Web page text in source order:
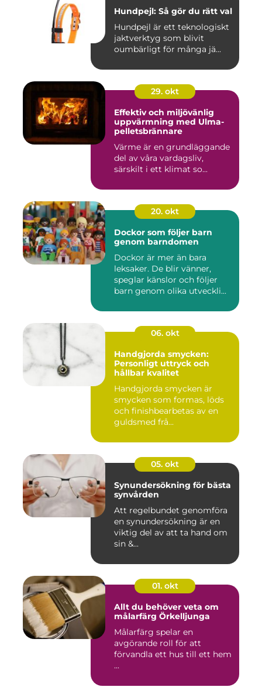
Hundpejl: Så gör du rätt val
Hundpejl är ett teknologiskt
jaktverktyg som blivit
oumbärligt för många jä...
29. okt
Effektiv och miljövänlig
uppvärmning med Ulma-
pelletsbrännare
Värme är en grundläggande
del av våra vardagsliv,
särskilt i ett klimat so...
20. okt
Dockor som följer barn
genom barndomen
Dockor är mer än bara
leksaker. De blir vänner,
speglar känslor och följer
barn genom olika utveckli...
06. okt
Handgjorda smycken:
Personligt uttryck och
hållbar kvalitet
Handgjorda smycken är
smycken som formas, löds
och finishbearbetas av en
guldsmed frå...
05. okt
Synundersökning för bästa
synvården
Att regelbundet genomföra
en synundersökning är en
viktig del av att ta hand om
sin &...
01. okt
Allt du behöver veta om
målarfärg Örkelljunga
Målarfärg spelar en
avgörande roll för att
förvandla ett hus till ett hem
...